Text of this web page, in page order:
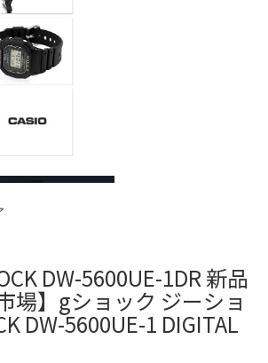
DW-5600UE-1DR 新品
場】gショック ジーショ
DW-5600UE-1 DIGITAL